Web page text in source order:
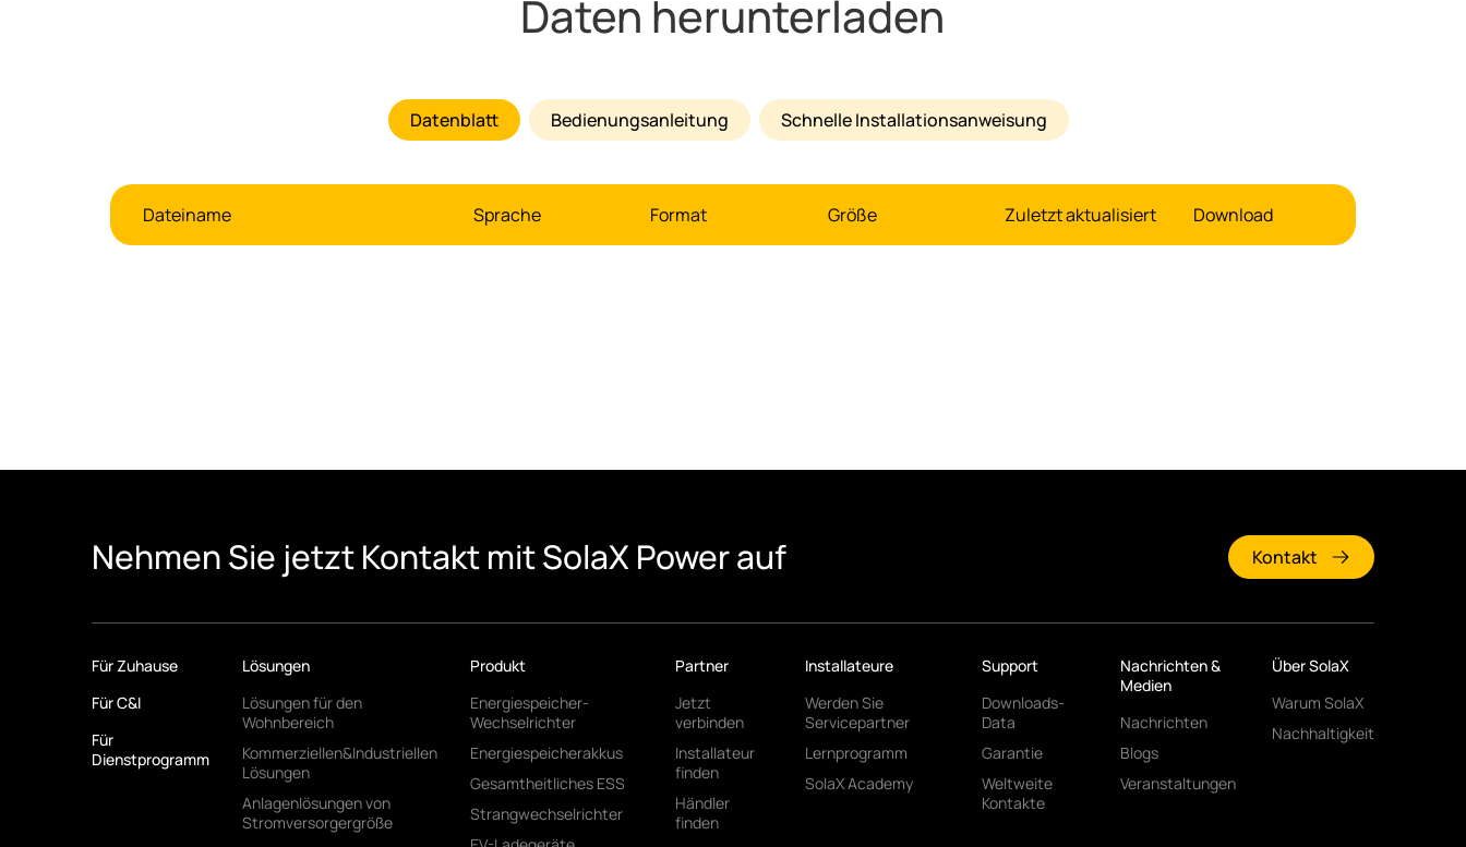
Daten herunterladen
Datenblatt Bedienungsanleitung Schnelle Installationsanweisung
Dateiname Sprache Format Größe Zuletzt aktualisiert Download
Nehmen Sie jetzt Kontakt mit SolaX Power auf Kontakt
Für Zuhause
Für C&I
Für
Dienstprogramm
Lösungen
Lösungen für den
Wohnbereich
Kommerziellen&Industriellen
Lösungen
Anlagenlösungen von
Stromversorgergröße
Produkt
Energiespeicher-
Wechselrichter
Energiespeicherakkus
Gesamtheitliches ESS
Strangwechselrichter
Partner
Jetzt
verbinden
Installateur
finden
Händler
finden
Installateure
Werden Sie
Servicepartner
Lernprogramm
SolaX Academy
Support
Downloads-
Data
Garantie
Weltweite
Kontakte
Nachrichten &
Medien
Nachrichten
Blogs
Veranstaltungen
Über SolaX
Warum SolaX
Nachhaltigkeit